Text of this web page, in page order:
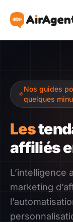
Recommander
Gagner
Ressources
Témoignages
Guide
Nos guides
quelques
Les
affiliés
L’intelligence
marketing